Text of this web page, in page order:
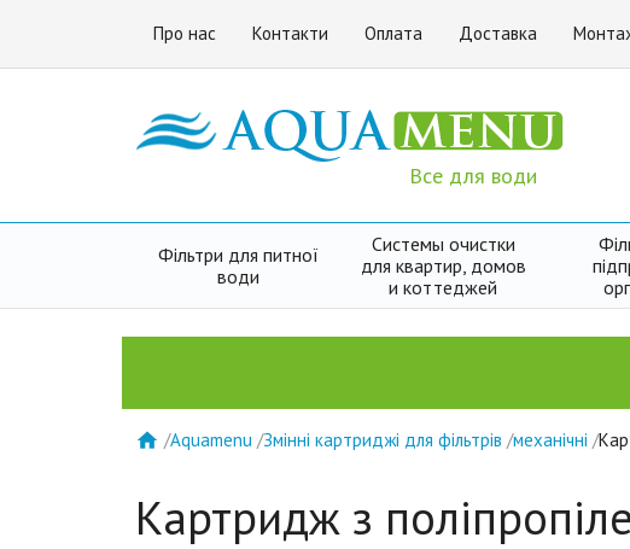
Про нас Контакти Оплата Доставка
Все для води
Фільтри для питної
води
Системы очистки
для квартир, домов
и коттеджей
 /Aquamenu /Змінні картриджі для фільтрів /механічні /
Картридж з